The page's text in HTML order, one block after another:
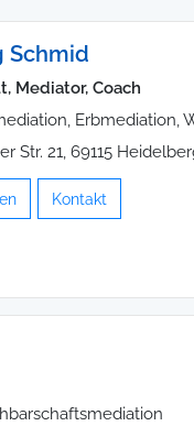
Schmid
Mediator, Coach
Erbmediation,
Str. 21, 69115
Kontakt